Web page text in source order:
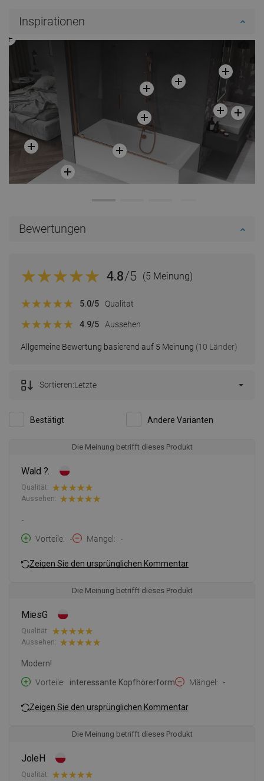
Inspirationen
Bewertungen
4.8/5 (5 Meinung)
Allgemeine Bewertung basierend auf 5 Meinung (10 Länder)
5.0/5 Qualität
4.9/5 Aussehen
Bestätigt Andere Varianten
Sortieren:Letzte
Die Meinung betrifft dieses Produkt
Wald ?.
Qualität:
Aussehen:
-
Vorteile
- Mängel -
Zeigen Sie den ursprünglichen Kommentar
Die Meinung betrifft dieses Produkt
MiesG
Qualität:
Aussehen:
Modern!
Vorteile
interessante Kopfhörerform Mängel -
Zeigen Sie den ursprünglichen Kommentar
Die Meinung betrifft dieses Produkt
JoleH
Qualität: